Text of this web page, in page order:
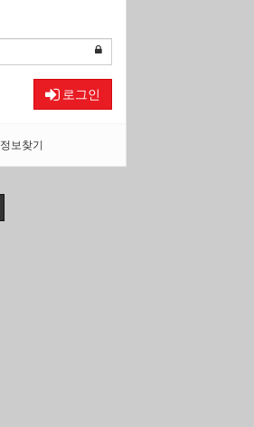
로그인
정보찾기